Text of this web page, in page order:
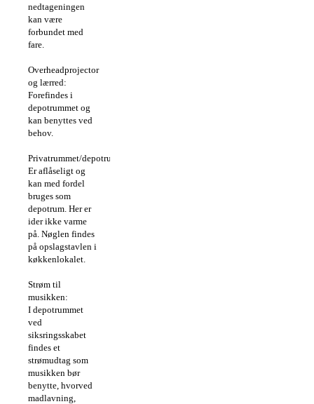
nedtageningen
kan være
forbundet med
fare.
Overheadprojector
og lærred:
Forefindes i
depotrummet og
kan benyttes ved
behov.
Privatrummet/depotrummet:
Er aflåseligt og
kan med fordel
bruges som
depotrum. Her er
ider ikke varme
på. Nøglen findes
på opslagstavlen i
køkkenlokalet.
Strøm til
musikken:
I depotrummet
ved
siksringsskabet
findes et
strømudtag som
musikken bør
benytte, hvorved
madlavning,